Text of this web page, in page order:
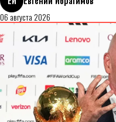
06 августа 2026